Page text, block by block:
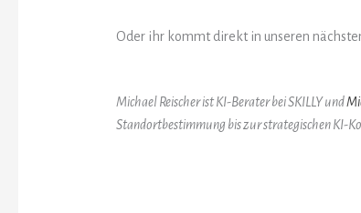
Oder ihr kommt direkt in unseren
Michael Reischer ist KI-Berater bei SKILLY und
Standortbestimmung bis zur strategischen KI-